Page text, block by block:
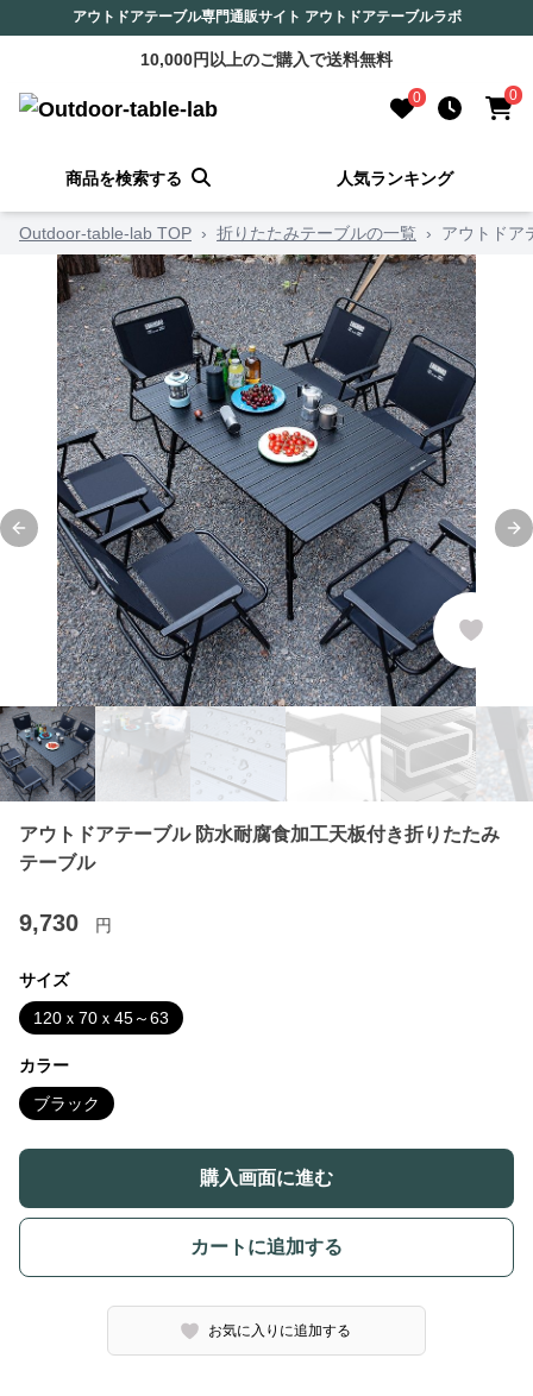
アウトドアテーブル専門通販サイト アウトドアテーブルラボ
10,000円以上のご購入で送料無料
0 0
商品を検索する 人気ランキング
Outdoor-table-lab TOP › 折りたたみテーブルの一覧 › アウトドア
Previous slide
アウトドアテーブル 防水耐腐食加工天板付き折りたたみ
テーブル
9,730 円
サイズ
120ｘ70ｘ45～63
カラー
ブラック
購入画面に進む
カートに追加する
お気に入りに追加する